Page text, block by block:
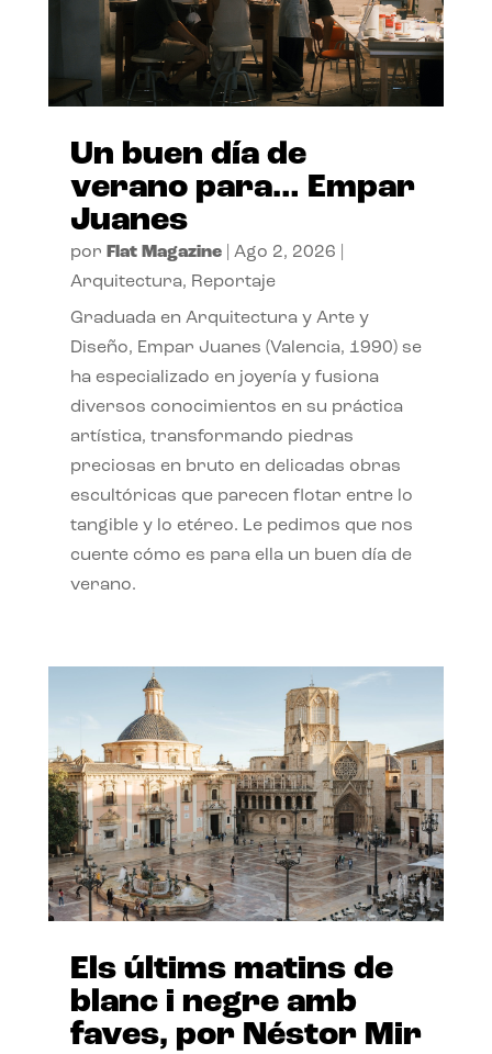
Un buen día de
verano para… Empar
Juanes
por Flat Magazine| Ago 2, 2026
Arquitectura, Reportaje
Graduada en Arquitectura y Arte y
Diseño, Empar Juanes (Valencia, 1990) se
ha especializado en joyería y fusiona
diversos conocimientos en su práctica
artística, transformando piedras
preciosas en bruto en delicadas obras
escultóricas que parecen flotar entre lo
tangible y lo etéreo. Le pedimos que nos
cuente cómo es para ella un buen día de
verano.
Els últims matins de
blanc i negre amb
faves, por Néstor Mir